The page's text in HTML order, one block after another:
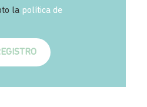
la política de